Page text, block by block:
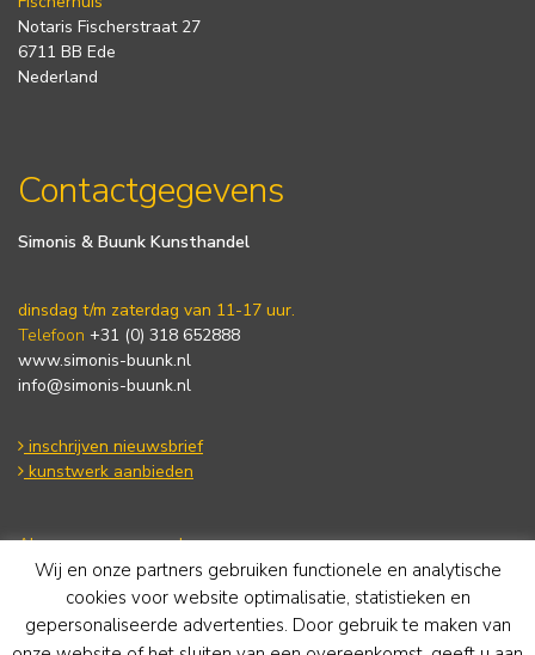
Notaris Fischerstraat 27
6711 BB Ede
Nederland
Contactgegevens
Simonis & Buunk Kunsthandel
dinsdag t/m zaterdag van 11-17 uur.
Telefoon +31 (0) 318 652888
www.simonis-buunk.nl
info@simonis-buunk.nl
inschrijven nieuwsbrief
kunstwerk aanbieden
Algemene voorwaarden
Privacy statement
Cookie Policy
Disclaimer
Wij en onze partners gebruiken functionele en analytische
cookies voor website optimalisatie, statistieken en
gepersonaliseerde advertenties. Door gebruik te maken van